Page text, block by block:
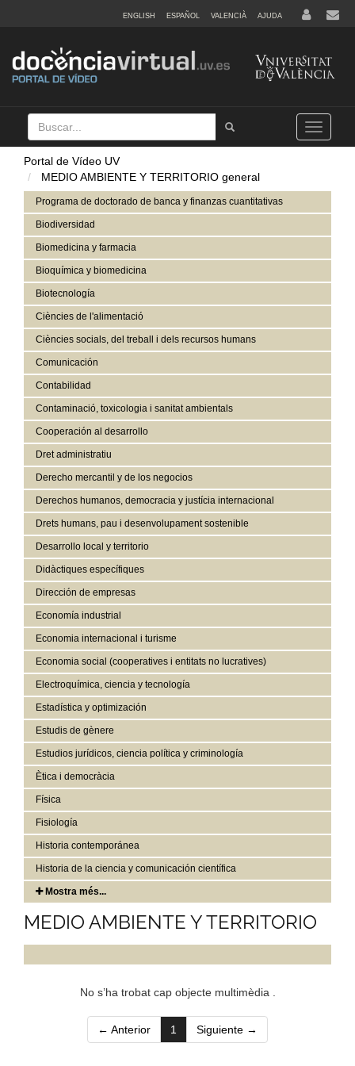
ENGLISH ESPAÑOL VALENCIÀ AJUDA
Buscar
Tramet
Toggle
navigation
Portal de Vídeo UV
MEDIO AMBIENTE Y TERRITORIO general
Programa de doctorado de banca y finanzas cuantitativas
Biodiversidad
Biomedicina y farmacia
Bioquímica y biomedicina
Biotecnología
Ciències de l'alimentació
Ciències socials, del treball i dels recursos humans
Comunicación
Contabilidad
Contaminació, toxicologia i sanitat ambientals
Cooperación al desarrollo
Dret administratiu
Derecho mercantil y de los negocios
Derechos humanos, democracia y justícia internacional
Drets humans, pau i desenvolupament sostenible
Desarrollo local y territorio
Didàctiques específiques
Dirección de empresas
Economía industrial
Economia internacional i turisme
Economia social (cooperatives i entitats no lucratives)
Electroquímica, ciencia y tecnología
Estadística y optimización
Estudis de gènere
Estudios jurídicos, ciencia política y criminología
Ètica i democràcia
Física
Fisiología
Historia contemporánea
Historia de la ciencia y comunicación científica
Mostra més...
MEDIO AMBIENTE Y TERRITORIO
No s’ha trobat cap objecte multimèdia .
← Anterior 1 (current)
Siguiente →